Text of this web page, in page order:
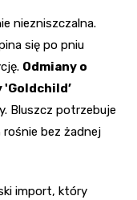
niezniszczalna.
się po pniu
Odmiany o
'Goldchild’
Bluszcz potrzebuje
bez żadnej
import, który